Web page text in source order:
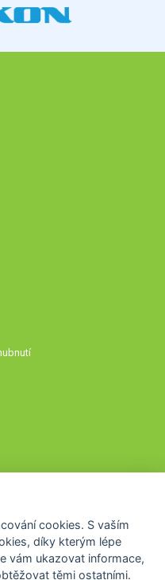
cookies. S vaším
díky kterým lépe
vám ukazovat informace,
těmi ostatními.